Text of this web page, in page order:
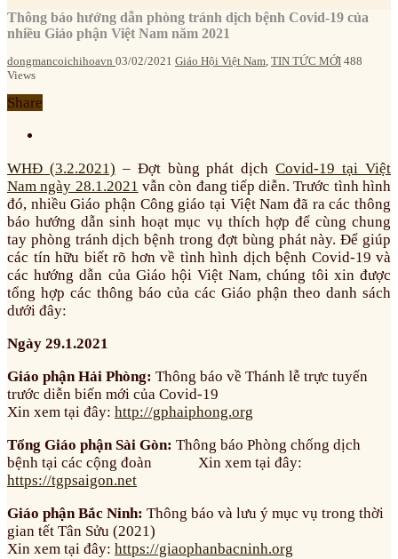
Thông báo hướng dẫn phòng tránh dịch bệnh Covid-19 của
nhiều Giáo phận Việt Nam năm 2021
dongmancoichihoavn 03/02/2021 Giáo Hội Việt Nam TIN TỨC MỚI 488
Views
Share
WHĐ (3.2.2021) – Đợt bùng phát dịchCovid-19 tại Việt
Nam ngày 28.1.2021 vẫn còn đang tiếp diễn. Trước tình hình
đó, nhiều Giáo phận Công giáo tại Việt Nam đã ra các thông
báo hướng dẫn sinh hoạt mục vụ thích hợp để cùng chung
tay phòng tránh dịch bệnh trong đợt bùng phát này. Để giúp
các tín hữu biết rõ hơn về tình hình dịch bệnh Covid-19 và
các hướng dẫn của Giáo hội Việt Nam, chúng tôi xin được
tổng hợp các thông báo của các Giáo phận theo danh sách
dưới đây:
Ngày 29.1.2021
Giáo phận Hải Phòng: Thông báo về Thánh lễ trực tuyến
trước diễn biến mới của Covid-19
Xin xem tại đây: http://gphaiphong.org
Tổng Giáo phận Sài Gòn: Thông báo Phòng chống dịch
bệnh tại các cộng đoàn Xin xem tại đây:
https://tgpsaigon.net
Giáo phận Bắc Ninh: Thông báo và lưu ý mục vụ trong thời
gian tết Tân Sửu (2021)
Xin xem tại đây: https://giaophanbacninh.org